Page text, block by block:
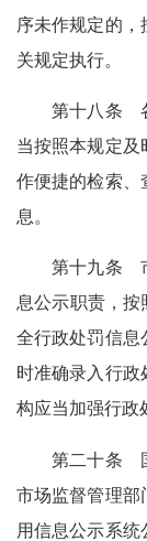
序未作规定的
关规定执行。
第十八条 各
当按照本规定及
作便捷的检索、
息。
第十九条 市
息公示职责，按
全行政处罚信息
时准确录入行政
构应当加强行政
第二十条 国
市场监督管理部
用信息公示系